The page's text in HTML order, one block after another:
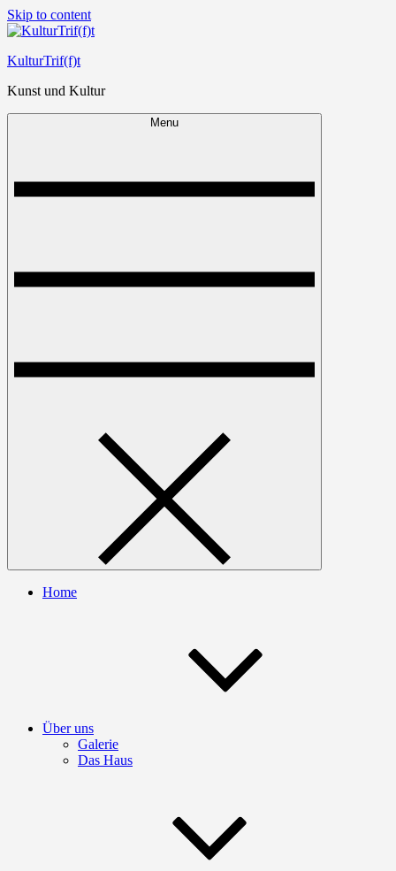
Skip to content
KulturTrif(f)t
Kunst und Kultur
Menu
Home
Über uns
Galerie
Das Haus